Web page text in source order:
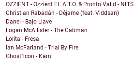
OZZIENT - Ozzient Ft. A.T.O. & Pronto Valid - NLTS
Christian Rabadán - Déjame (feat. Viddsan)
Danel - Bajo Llave
Logan McAllister - The Cabman
Lolita - Fresa
Ian McFarland - Trial By Fire
Ghost1con - Kami